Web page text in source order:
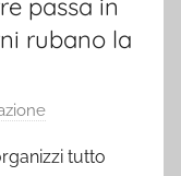
passa in
rubano la
tutto